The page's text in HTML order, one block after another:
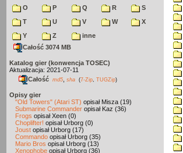
O
P Q R
S
T
U V W
X
Y
Z
inne
Całość 3074 MB
Katalog gier (konwencja TOSEC)
Aktualizacja: 2021-07-11
Całość md5 sha (7-Zip TUGZip)
Opisy gier
"Old Towers" (Atari ST) opisał Misza (19)
Submarine Commander opisał Kaz (36)
Frogs opisał Xeen (0)
Choplifter! opisał Urborg (0)
Joust opisał Urborg (17)
Commando opisał Urborg (35)
Mario Bros opisał Urborg (13)
Xenophobe opisał Urborg (36)